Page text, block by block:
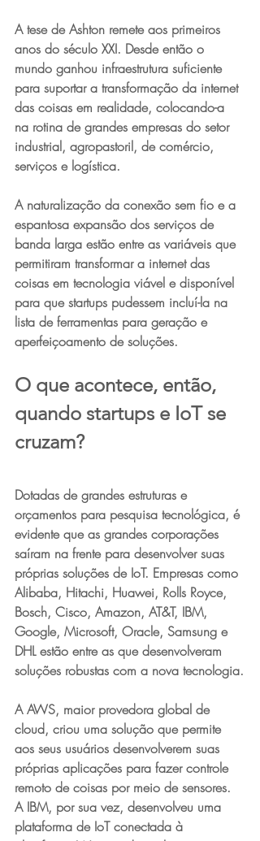
A tese de Ashton remete aos primeiros
anos do século XXI. Desde então o
mundo ganhou infraestrutura suficiente
para suportar a transformação da internet
das coisas em realidade, colocando-a
na rotina de grandes empresas do setor
industrial, agropastoril, de comércio,
serviços e logística.
A naturalização da conexão sem fio e a
espantosa expansão dos serviços de
banda larga estão entre as variáveis que
permitiram transformar a internet das
coisas em tecnologia viável e disponível
para que startups pudessem incluí-la na
lista de ferramentas para geração e
aperfeiçoamento de soluções.
O que acontece, então,
quando startups e IoT se
cruzam?
Dotadas de grandes estruturas e
orçamentos para pesquisa tecnológica, é
evidente que as grandes corporações
saíram na frente para desenvolver suas
próprias soluções de IoT. Empresas como
Alibaba, Hitachi, Huawei, Rolls Royce,
Bosch, Cisco, Amazon, AT&T, IBM,
Google, Microsoft, Oracle, Samsung e
DHL estão entre as que desenvolveram
soluções robustas com a nova tecnologia.
A AWS, maior provedora global de
cloud, criou uma solução que permite
aos seus usuários desenvolverem suas
próprias aplicações para fazer controle
remoto de coisas por meio de sensores.
A IBM, por sua vez, desenvolveu uma
plataforma de IoT conectada à